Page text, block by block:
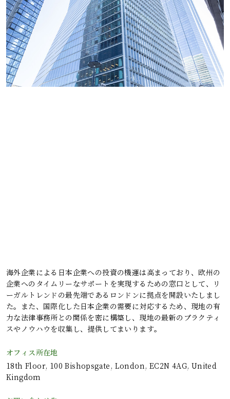
海外企業による日本企業への投資の機運は高まっており、欧州の
企業へのタイムリーなサポートを実現するための窓口として、リ
ーガルトレンドの最先端であるロンドンに拠点を開設いたしまし
た。また、国際化した日本企業の需要に対応するため、現地の有
力な法律事務所との関係を密に構築し、現地の最新のプラクティ
スやノウハウを収集し、提供してまいります。
オフィス所在地
18th Floor, 100 Bishopsgate, London, EC2N 4AG, United
Kingdom